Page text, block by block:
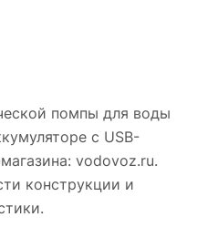
помпы для воды
с USB-
vodovoz.ru.
конструкции и